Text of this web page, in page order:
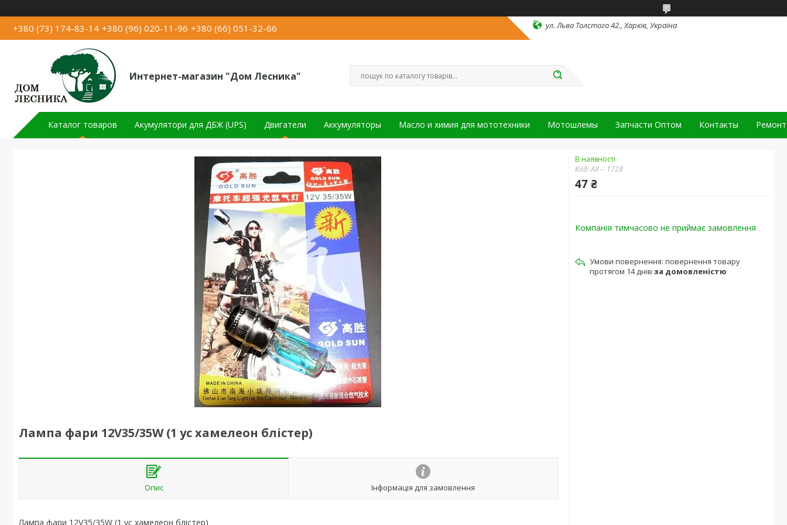
+380 (73) 174-83-14 +380 (96) 020-11-96 +380 (66) 051-32-66 ул. Льва Толстого 42., Харків, Україна
Интернет-магазин "Дом Лесника"
Каталог товаров Акумулятори для ДБЖ (UPS) Двигатели Аккумуляторы Масло и химия для мототехники Мотошлемы Запчасти Оптом Контакты Ремонт
Лампа фари 12V35/35W (1 ус хамелеон блістер)
Опис Інформація для замовлення
Лампа фари 12V35/35W (1 ус хамелеон блістер)
В наявності
Код:АХ -- 1728
47 ₴
Компанія тимчасово не приймає замовлення
повернення товару
протягом 14 днів за домовленістю